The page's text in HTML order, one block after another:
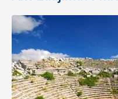
Hadriánova
brána
Brána
pomenovaná
Vodopády
Dolný
Düden
Düden